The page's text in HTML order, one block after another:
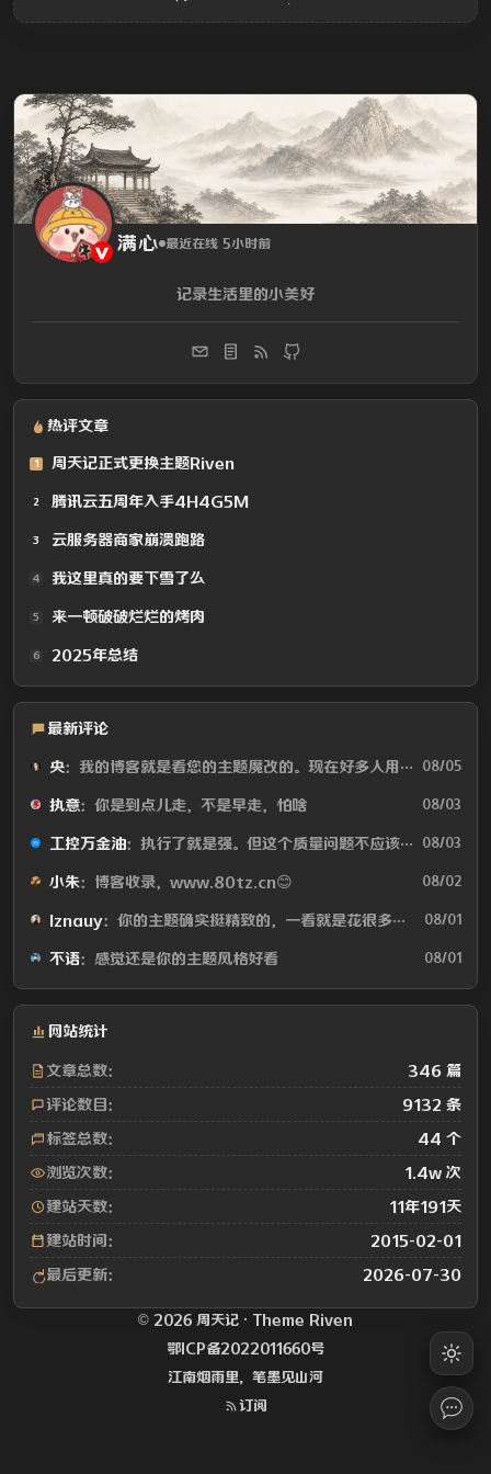
满心 最近在线 5小时前
记录生活里的小美好
热评文章
1 周天记正式更换主题Riven
2 腾讯云五周年入手4H4G5M
3 云服务器商家崩溃跑路
4 我这里真的要下雪了么
5 来一顿破破烂烂的烤肉
6 2025年总结
最新评论
央：我的博客就是看您的主题魔改的。现在好多人用你这个AI做的，就否定别人... 08/05
执意：你是到点儿走，不是早走，怕啥 08/03
工控万金油：执行了就是强。但这个质量问题不应该由物业或是房产公司来处理吗😂 08/03
小朱：博客收录，www.80tz.cn😊 08/02
lznauy：你的主题确实挺精致的，一看就是花很多时间打磨的，现在都是用AI写代码... 08/01
不语：感觉还是你的主题风格好看 08/01
网站统计
文章总数： 346 篇
评论数目： 9132 条
标签总数： 44 个
浏览次数： 1.4w 次
建站天数： 11年191天
建站时间： 2015-02-01
最后更新： 2026-07-30
© 2026 周天记 · Theme
Riven
鄂ICP备2022011660号
江南烟雨里，笔墨见山河
订阅